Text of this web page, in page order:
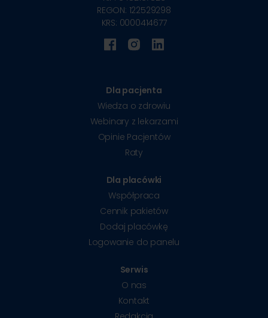
REGON: 122529298
KRS: 0000414677
Dla pacjenta
Wiedza o zdrowiu
Webinary z lekarzami
Opinie Pacjentów
Raty
Dla placówki
Współpraca
Cennik pakietów
Dodaj placówkę
Logowanie do panelu
Serwis
O nas
Kontakt